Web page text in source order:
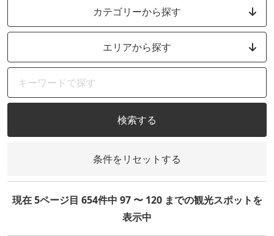
カテゴリーから探す
エリアから探す
検索する
条件をリセットする
現在 5ページ目 654件中 97 〜 120 までの観光スポットを
表示中